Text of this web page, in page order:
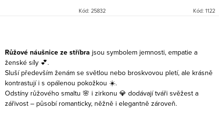
smaragdového odstínu a třpytu
Kód: 25832
kroužky zdobené třpytivými
Kód: 1122
Růžové náušnice ze stříbra jsou symbolem jemnosti, empatie a
ženské síly 💕.
Sluší především ženám se světlou nebo broskvovou pletí, ale krásně
kontrastují i s opálenou pokožkou ☀️.
Odstíny růžového smaltu 🌸 i zirkonu 💎 dodávají tváři svěžest a
zářivost – působí romanticky, něžně i elegantně zároveň.